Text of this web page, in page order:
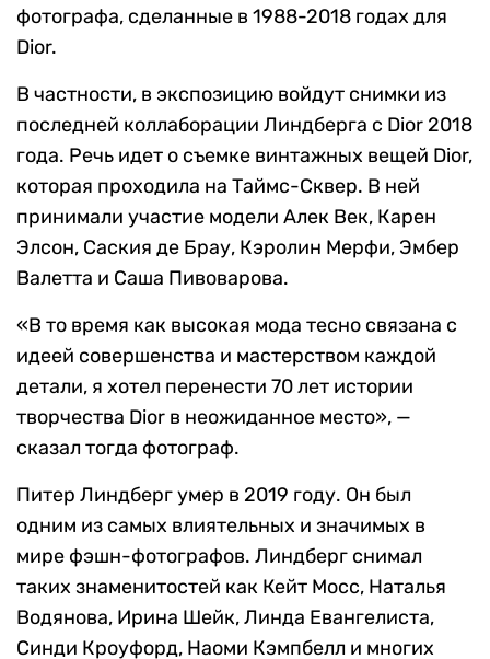
фотографа, сделанные в 1988-2018 годах для
Dior.
В частности, в экспозицию войдут снимки из
последней коллаборации Линдберга с Dior 2018
года. Речь идет о съемке винтажных вещей Dior,
которая проходила на Таймс-Сквер. В ней
принимали участие модели Алек Век, Карен
Элсон, Саския де Брау, Кэролин Мерфи, Эмбер
Валетта и Саша Пивоварова.
«В то время как высокая мода тесно связана с
идеей совершенства и мастерством каждой
детали, я хотел перенести 70 лет истории
творчества Dior в неожиданное место», —
сказал тогда фотограф.
Питер Линдберг умер в 2019 году. Он был
одним из самых влиятельных и значимых в
мире фэшн-фотографов. Линдберг снимал
таких знаменитостей как Кейт Мосс, Наталья
Водянова, Ирина Шейк, Линда Евангелиста,
Синди Кроуфорд, Наоми Кэмпбелл и многих